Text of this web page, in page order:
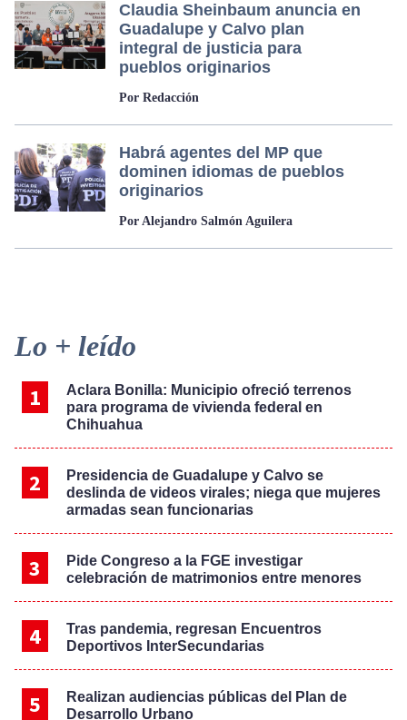
Claudia Sheinbaum anuncia en
Guadalupe y Calvo plan
integral de justicia para
pueblos originarios
Por Redacción
Habrá agentes del MP que
dominen idiomas de pueblos
originarios
Por Alejandro Salmón Aguilera
Primary
Sidebar
Lo + leído
Aclara Bonilla: Municipio ofreció terrenos
para programa de vivienda federal en
Chihuahua
Presidencia de Guadalupe y Calvo se
deslinda de videos virales; niega que mujeres
armadas sean funcionarias
Pide Congreso a la FGE investigar
celebración de matrimonios entre menores
Tras pandemia, regresan Encuentros
Deportivos InterSecundarias
Realizan audiencias públicas del Plan de
Desarrollo Urbano